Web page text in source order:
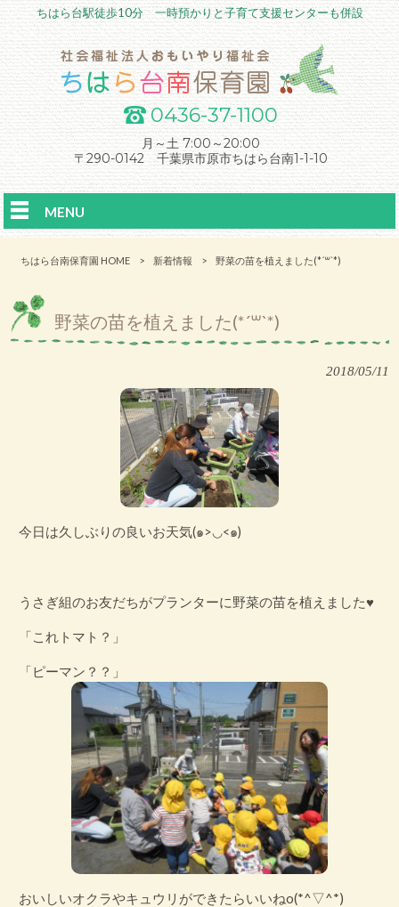
ちはら台駅徒歩10分 一時預かりと子育て支援センターも併設
0436-37-1100
月～土 7:00～20:00
〒290-0142 千葉県市原市ちはら台南1-1-10
MENU
ちはら台南保育園 HOME > 新着情報 > 野菜の苗を植えました(*´꒳`*)
野菜の苗を植えました(*´꒳`*)
2018/05/11
今日は久しぶりの良いお天気(๑>◡<๑)
うさぎ組のお友だちがプランターに野菜の苗を植えました♥
「これトマト？」
「ピーマン？？」
おいしいオクラやキュウリができたらいいねo(*^▽^*)